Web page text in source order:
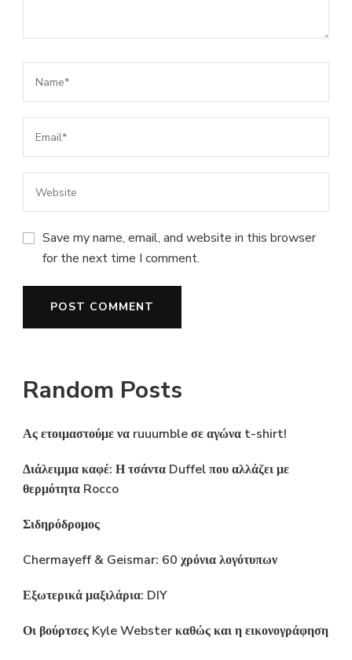
Save my name, email, and website in this browser
for the next time I comment.
Random Posts
Ας ετοιμαστούμε να ruuumble σε αγώνα t-shirt!
Διάλειμμα καφέ: Η τσάντα Duffel που αλλάζει με
θερμότητα Rocco
Σιδηρόδρομος
Chermayeff & Geismar: 60 χρόνια λογότυπων
Εξωτερικά μαξιλάρια: DIY
Οι βούρτσες Kyle Webster καθώς και η εικονογράφηση